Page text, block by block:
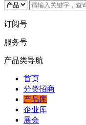
订阅号
服务号
产品类导航
首页
分类招商
产品库
企业库
展会